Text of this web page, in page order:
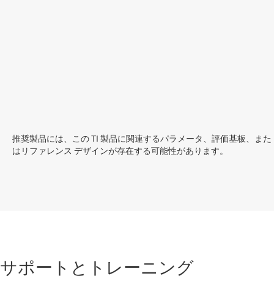
推奨製品には、この TI 製品に関連するパラメータ、評価基板、また
はリファレンス デザインが存在する可能性があります。
サポートとトレーニング